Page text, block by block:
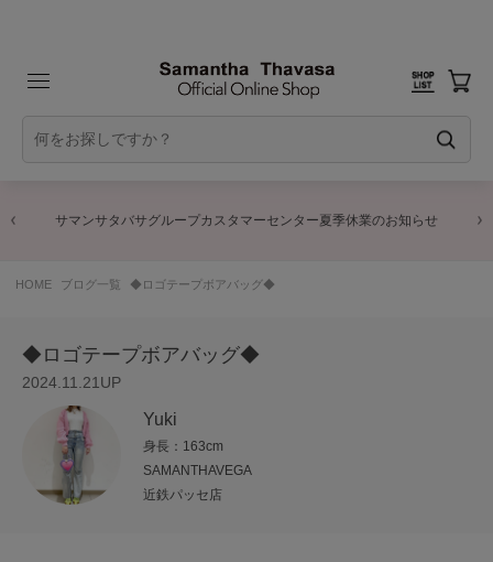
サマンサタバサグループカスタマーセンター夏季休業のお知らせ
HOME ブログ一覧 ◆ロゴテープボアバッグ◆
◆ロゴテープボアバッグ◆
2024.11.21UP
Yuki
SAMANTHAVEGA
身長：163cm
近鉄パッセ店